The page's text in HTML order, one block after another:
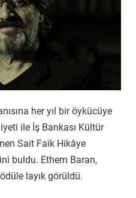
her yıl bir öykücüye
ile İş Bankası Kültür
Sait Faik Hikâye
buldu. Ethem Baran,
layık görüldü.